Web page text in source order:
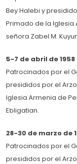
Bey Halebi y
Primado de la Iglesia
señora Zabel M.
5-7 de abril de 1958
Patrocinados por el
presididos por el
Iglesia Armenia de
Ebligatian.
28-30 de marzo de
Patrocinados por el
presididos por el